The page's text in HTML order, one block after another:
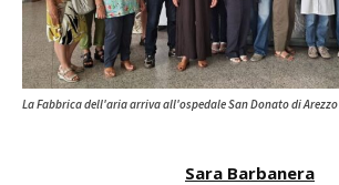
La Fabbrica dell'aria arriva all'ospedale San Donato di Arezzo
Sara Barbanera